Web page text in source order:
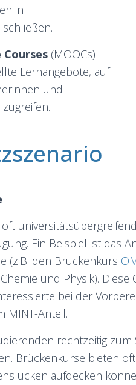
in
Courses (MOOCs)
Lernangebote, auf
und
Ein Beispiel ist das
(z.B. den Brückenkurs
und Physik).
bei der
MINT-Anteil.
rechtzeitig
Brückenkurse bieten
aufdecken